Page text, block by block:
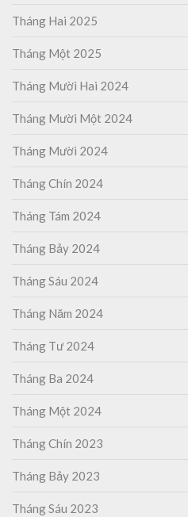
Tháng Hai 2025
Tháng Một 2025
Tháng Mười Hai 2024
Tháng Mười Một 2024
Tháng Mười 2024
Tháng Chín 2024
Tháng Tám 2024
Tháng Bảy 2024
Tháng Sáu 2024
Tháng Năm 2024
Tháng Tư 2024
Tháng Ba 2024
Tháng Một 2024
Tháng Chín 2023
Tháng Bảy 2023
Tháng Sáu 2023